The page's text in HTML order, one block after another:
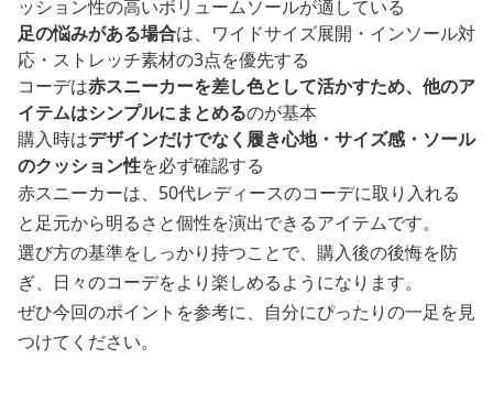
ッション性の高いボリュームソールが適している
足の悩みがある場合は、ワイドサイズ展開・インソール対
応・ストレッチ素材の3点を優先する
コーデは赤スニーカーを差し色として活かすため、他のア
イテムはシンプルにまとめるのが基本
購入時はデザインだけでなく履き心地・サイズ感・ソール
のクッション性を必ず確認する
赤スニーカーは、50代レディースのコーデに取り入れる
と足元から明るさと個性を演出できるアイテムです。
選び方の基準をしっかり持つことで、購入後の後悔を防
ぎ、日々のコーデをより楽しめるようになります。
ぜひ今回のポイントを参考に、自分にぴったりの一足を見
つけてください。